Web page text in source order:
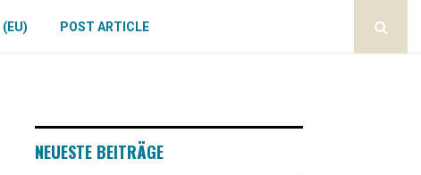
(EU) POST ARTICLE
NEUESTE BEITRÄGE